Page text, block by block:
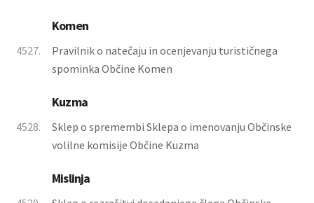
Komen
4527.
Pravilnik o natečaju in ocenjevanju turističnega
spominka Občine Komen
Kuzma
4528.
Sklep o spremembi Sklepa o imenovanju Občinske
volilne komisije Občine Kuzma
Mislinja